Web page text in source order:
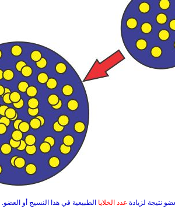
نتيجة لزيادة عدد الخلايا الطبيعية في هذا النسيج أو العضو.